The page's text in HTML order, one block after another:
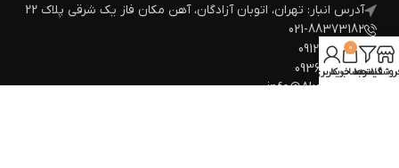
آدرس انبار: تهران، اتوبان آزادگان، آهن مکان فاز یک شرقی پلاک 22
021-88373182
09126465008
09360672964
info@Akazh.com
فیلترها
0
سبد خرید
حساب کاربری من